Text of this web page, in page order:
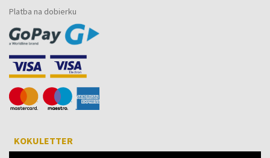
Platba na dobierku
KOKULETTER